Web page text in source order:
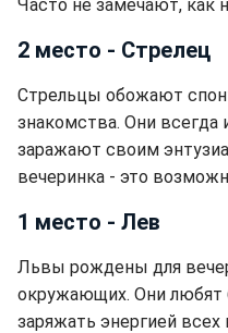
Часто не замечают, как
2 место - Стрелец
Стрельцы обожают
знакомства. Они всегда
заражают своим
вечеринка - это
1 место - Лев
Львы рождены для
окружающих. Они любят
заряжать энергией